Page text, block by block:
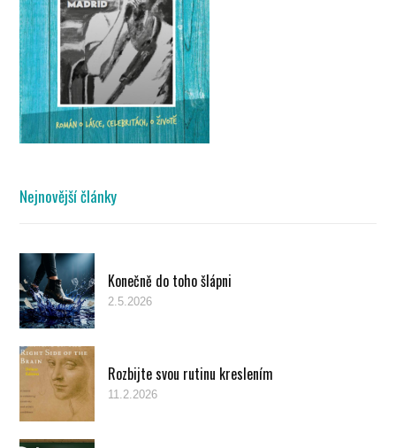
Nejnovější články
Konečně do toho šlápni
2.5.2026
Rozbijte svou rutinu kreslením
11.2.2026